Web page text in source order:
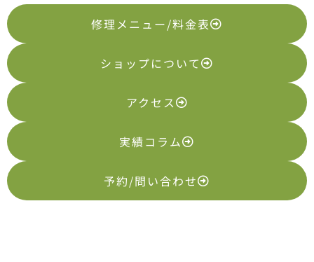
修理メニュー/料金表
ショップについて
アクセス
実績コラム
予約/問い合わせ